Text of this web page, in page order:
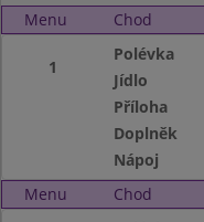
Menu Chod
1
Polévka
Jídlo
Příloha
Doplněk
Nápoj
Menu
Chod